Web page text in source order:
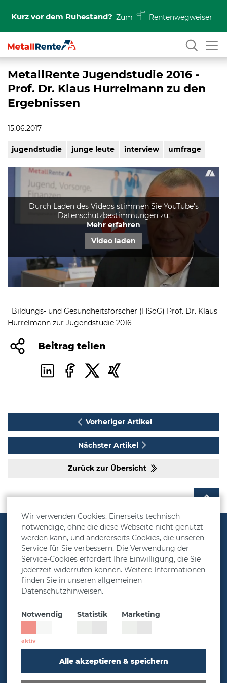
Wir verwenden Cookies. Einerseits technisch
notwendige, ohne die diese Webseite nicht genutzt
werden kann, und andererseits Cookies, die unseren
Service für Sie verbessern. Die Verwendung der
Service-Cookies erfordert Ihre Einwilligung, die Sie
jederzeit widerrufen können. Weitere Informationen
finden Sie in unseren allgemeinen
Datenschutzhinweisen.
Notwendig Statistik Marketing
Alle akzeptieren & speichern
Kurz vor dem Ruhestand? Zum Rentenwegweiser
MetallRente Jugendstudie 2016 -
Prof. Dr. Klaus Hurrelmann zu den
Ergebnissen
15.06.2017
jugendstudie junge leute interview umfrage
Mute Settings
Play
Durch Laden des Videos stimmen Sie YouTube's
Datenschutzbestimmungen zu.
Mehr erfahren
Video laden
Bildungs- und Gesundheitsforscher (HSoG) Prof. Dr. Klaus
Hurrelmann zur Jugendstudie 2016
Beitrag teilen
Vorheriger Artikel
Nächster Artikel
Zurück zur Übersicht
Vorsorgelösungen
Rechner
Über MetallRente
Presse & Aktuelles
Datenschutz
Cookie-Einstellungen